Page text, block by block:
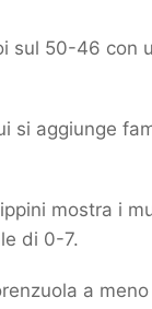
sul 50-46 con
si aggiunge
mostra i
di 0-7.
a